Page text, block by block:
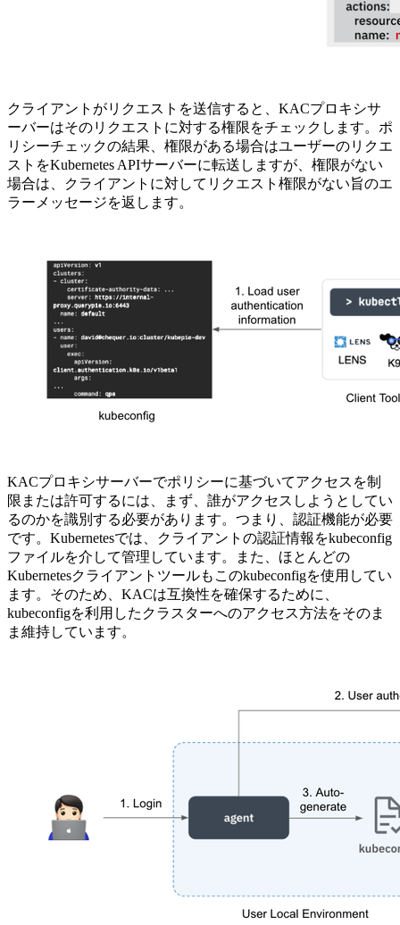
クライアントがリクエストを送信すると、KACプロキシサ
ーバーはそのリクエストに対する権限をチェックします。ポ
リシーチェックの結果、権限がある場合はユーザーのリクエ
ストをKubernetes APIサーバーに転送しますが、権限がない
場合は、クライアントに対してリクエスト権限がない旨のエ
ラーメッセージを返します。
KACプロキシサーバーでポリシーに基づいてアクセスを制
限または許可するには、まず、誰がアクセスしようとしてい
るのかを識別する必要があります。つまり、認証機能が必要
です。Kubernetesでは、クライアントの認証情報をkubeconfig
ファイルを介して管理しています。また、ほとんどの
Kubernetesクライアントツールもこのkubeconfigを使用してい
ます。そのため、KACは互換性を確保するために、
kubeconfigを利用したクラスターへのアクセス方法をそのま
ま維持しています。